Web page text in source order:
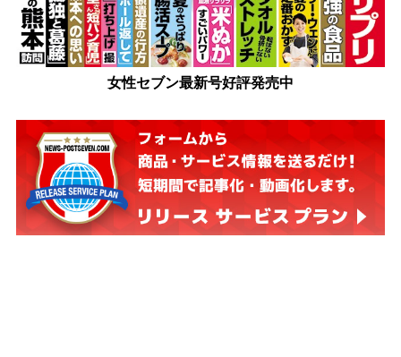
女性セブン最新号好評発売中